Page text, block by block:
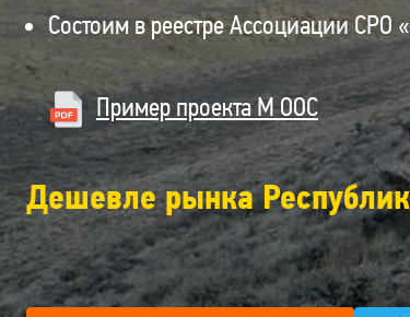
Состоим в реестре Ассоциации
Пример проекта М ООС
Дешевле рынка